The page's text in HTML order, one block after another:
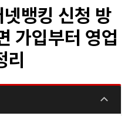
뱅킹 신청 방
가입부터 영업
리